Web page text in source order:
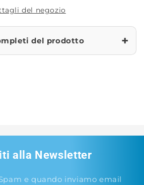
del negozio
del prodotto +
alla Newsletter
e quando inviamo email